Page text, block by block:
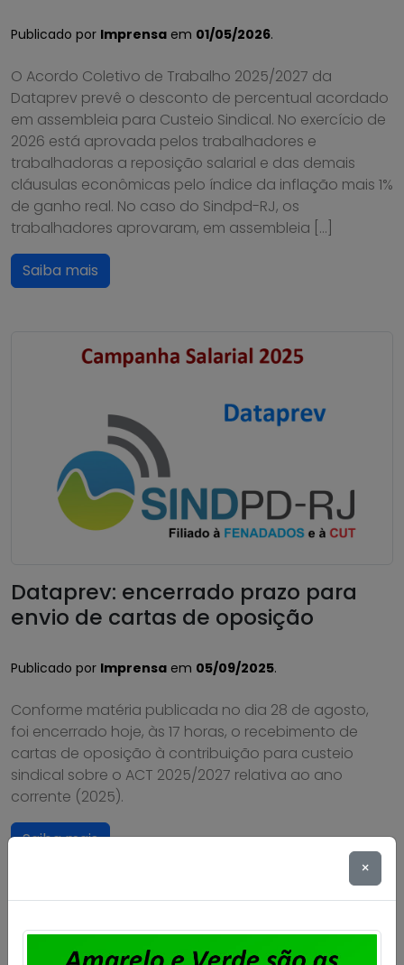
Publicado por Imprensa em 01/05/2026.
O Acordo Coletivo de Trabalho 2025/2027 da
Dataprev prevê o desconto de percentual acordado
em assembleia para Custeio Sindical. No exercício de
2026 está aprovada pelos trabalhadores e
trabalhadoras a reposição salarial e das demais
cláusulas econômicas pelo índice da inflação mais 1%
de ganho real. No caso do Sindpd-RJ, os
trabalhadores aprovaram, em assembleia […]
Saiba mais
Dataprev: encerrado prazo para
envio de cartas de oposição
Publicado por Imprensa em 05/09/2025.
Conforme matéria publicada no dia 28 de agosto,
foi encerrado hoje, às 17 horas, o recebimento de
cartas de oposição à contribuição para custeio
sindical sobre o ACT 2025/2027 relativa ao ano
corrente (2025).
Saiba mais
×